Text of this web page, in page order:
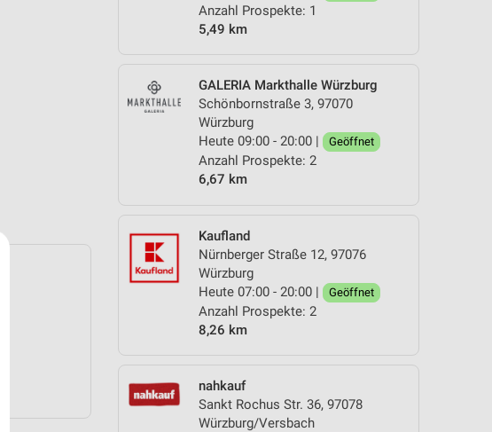
Anzahl Prospekte: 1
5,49 km
GALERIA Markthalle Würzburg
Schönbornstraße 3, 97070
Würzburg
Heute 09:00 - 20:00 |
Geöffnet
Anzahl Prospekte: 2
6,67 km
Kaufland
Nürnberger Straße 12, 97076
Würzburg
Heute 07:00 - 20:00 |
Geöffnet
Anzahl Prospekte: 2
8,26 km
nahkauf
Sankt Rochus Str. 36, 97078
Würzburg/Versbach